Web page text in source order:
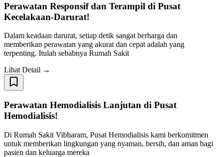
Perawatan Responsif dan Terampil di Pusat
Kecelakaan-Darurat!
Dalam keadaan darurat, setiap detik sangat berharga dan
memberikan perawatan yang akurat dan cepat adalah yang
terpenting. Itulah sebabnya Rumah Sakit
Lihat Detail →
Perawatan Hemodialisis Lanjutan di Pusat
Hemodialisis!
Di Rumah Sakit Vibharam, Pusat Hemodialisis kami berkomitmen
untuk memberikan lingkungan yang nyaman, bersih, dan aman bagi
pasien dan keluarga mereka